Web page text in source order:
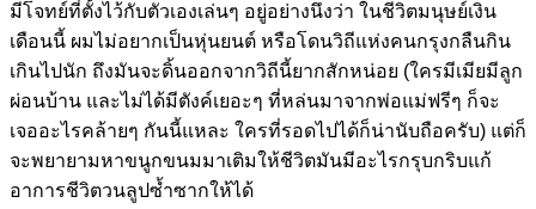
ผิด
กฎ
จราจร
และ
การ
ทุจริต
ของ
มีโจทย์ที่ตั้งไว้กับตัวเองเล่นๆ อยู่อย่างนึงว่า ในชีวิตมนุษย์เงิน
เดือนนี้ ผมไม่อยากเป็นหุ่นยนต์ หรือโดนวิถีแห่งคนกรุงกลืนกิน
เกินไปนัก ถึงมันจะดิ้นออกจากวิถีนี้ยากสักหน่อย (ใครมีเมียมีลูก
ผ่อนบ้าน และไม่ได้มีตังค์เยอะๆ ที่หล่นมาจากพ่อแม่ฟรีๆ ก็จะ
เจออะไรคล้ายๆ กันนี้แหละ ใครที่รอดไปได้ก็น่านับถือครับ) แต่ก็
จะพยายามหาขนูกขนมมาเติมให้ชีวิตมันมีอะไรกรุบกริบแก้
อาการชีวิตวนลูปซ้ำซากให้ได้